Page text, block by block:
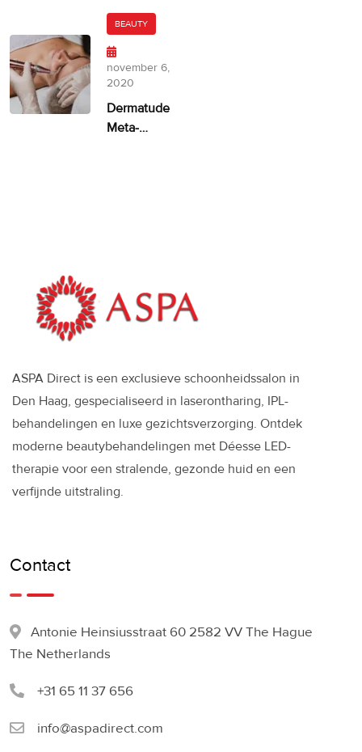
huidskleur?
BEAUTY
november 6,
2020
Dermatude
Meta-
ASPA Direct is een exclusieve schoonheidssalon in
Den Haag, gespecialiseerd in laserontharing, IPL-
behandelingen en luxe gezichtsverzorging. Ontdek
moderne beautybehandelingen met Déesse LED-
therapie voor een stralende, gezonde huid en een
verfijnde uitstraling.
Contact
Antonie Heinsiusstraat 60 2582 VV The Hague
The Netherlands
+31 65 11 37 656
info@aspadirect.com